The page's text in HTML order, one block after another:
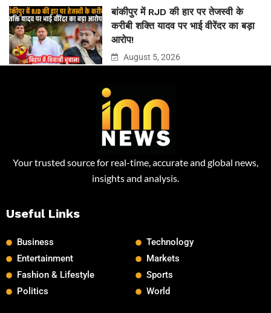
बांकीपुर में RJD की हार पर तेजस्वी के
करीबी शक्ति यादव पर भाई वीरेंदर का बड़ा
आरोप!
August 5, 2026
Your trusted source for real-time, accurate and global news,
insights and analysis.
Useful Links
Business
Entertainment
Fashion & Lifestyle
Politics
Technology
Markets
Sports
World